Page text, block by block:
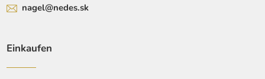
nagel@nedes.sk
Einkaufen